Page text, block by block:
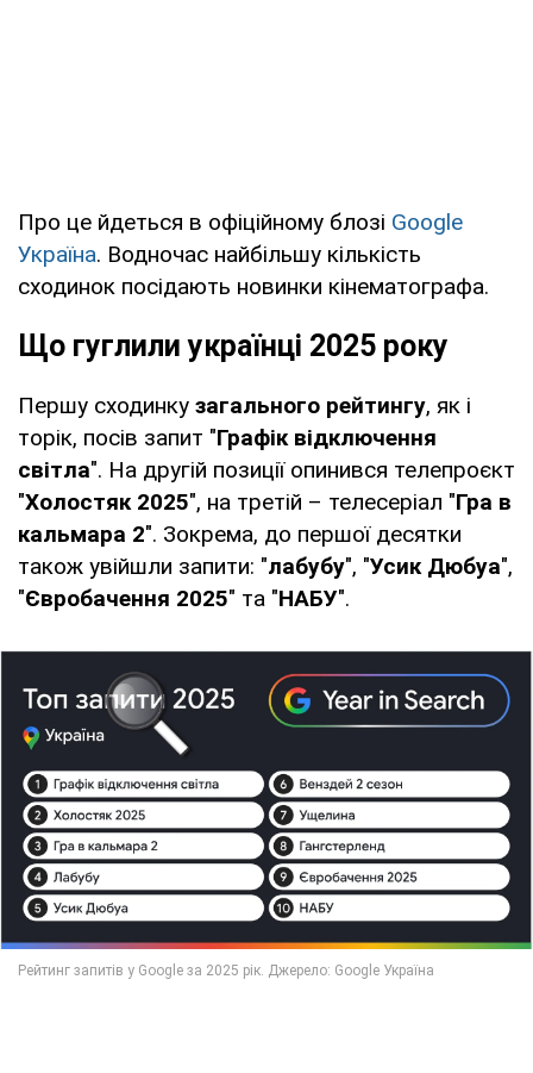
Про це йдеться в офіційному блозі Google
Україна. Водночас найбільшу кількість
сходинок посідають новинки кінематографа.
Що гуглили українці 2025 року
Першу сходинку загального рейтингу, як і
торік, посів запит "Графік відключення
світла". На другій позиції опинився телепроєкт
"Холостяк 2025", на третій – телесеріал "Гра в
кальмара 2". Зокрема, до першої десятки
також увійшли запити: "лабубу", "Усик Дюбуа",
"Євробачення 2025" та "НАБУ".